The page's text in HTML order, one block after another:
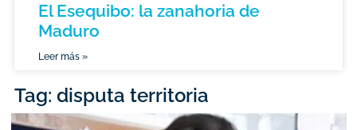
El Esequibo: la zanahoria de
Maduro
Leer más »
Tag: disputa territoria